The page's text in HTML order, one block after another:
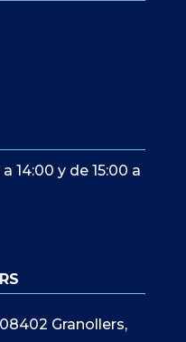
14:00 y de 15:00 a
Granollers,